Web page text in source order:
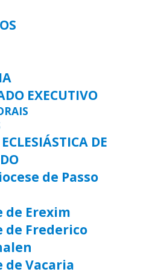
EXECUTIVO
DE
de Passo
de Erexim
de Frederico
de Vacaria